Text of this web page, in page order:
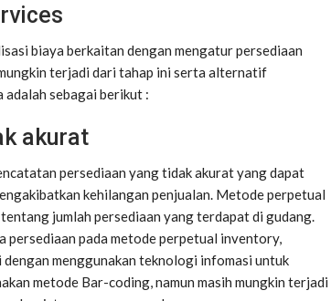
biaya berkaitan dengan mengatur persediaan
terjadi dari tahap ini serta alternatif
sebagai berikut :
akurat
persediaan yang tidak akurat yang dapat
kehilangan penjualan. Metode perpetual
jumlah persediaan yang terdapat di gudang.
persediaan pada metode perpetual inventory,
menggunakan teknologi infomasi untuk
metode Bar-coding, namun masih mungkin terjadi